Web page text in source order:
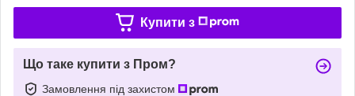
Купити з
Що таке купити з Пром?
Замовлення під захистом